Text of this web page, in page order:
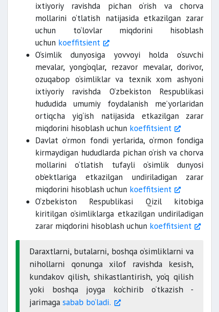
ixtiyoriy ravishda pichan o‘rish va chorva
mollarini o‘tlatish natijasida etkazilgan zarar
uchun to‘lovlar miqdorini hisoblash
uchun koeffitsient
O‘simlik dunyosiga yovvoyi holda o‘suvchi
mevalar, yong‘oqlar, rezavor mevalar, dorivor,
ozuqabop o‘simliklar va texnik xom ashyoni
ixtiyoriy ravishda O‘zbekiston Respublikasi
hududida umumiy foydalanish me’yorlaridan
ortiqcha yig‘ish natijasida etkazilgan zarar
miqdorini hisoblash uchun koeffitsient
Davlat o‘rmon fondi yerlarida, o‘rmon fondiga
kirmaydigan hududlarda pichan o‘rish va chorva
mollarini o‘tlatish tufayli o‘simlik dunyosi
ob’ektlariga etkazilgan undiriladigan zarar
miqdorini hisoblash uchun koeffitsient
O‘zbekiston Respublikasi Qizil kitobiga
kiritilgan o‘simliklarga etkazilgan undiriladigan
zarar miqdorini hisoblash uchun koeffitsient
Daraxtlarni, butalarni, boshqa o‘simliklarni va
nihollarni qonunga xilof ravishda kesish,
kundakov qilish, shikastlantirish, yo‘q qilish
yoki boshqa joyga ko‘chirib o‘tkazish -
jarimaga sabab bo‘ladi.